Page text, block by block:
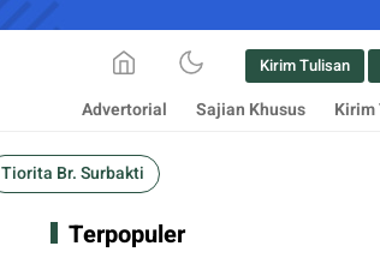
Kirim Tulisan
Advertorial Sajian Khusus Kirim
Tiorita Br. Surbakti
Terpopuler